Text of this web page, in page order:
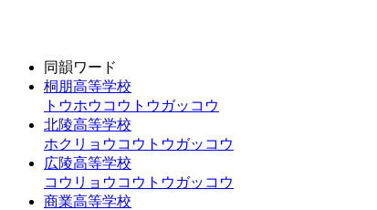
同韻ワード
桐朋高等学校
トウホウコウトウガッコウ
北陵高等学校
ホクリョウコウトウガッコウ
広陵高等学校
コウリョウコウトウガッコウ
商業高等学校